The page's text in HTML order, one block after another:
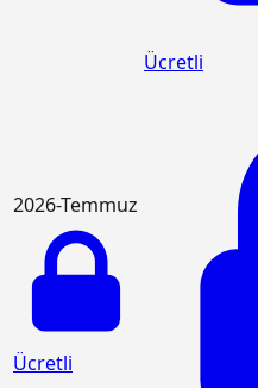
Ücretli
2026-Temmuz
Ücretli